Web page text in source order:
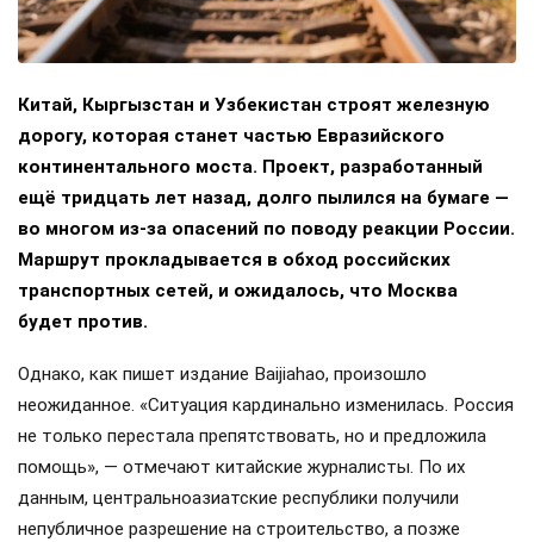
Китай, Кыргызстан и Узбекистан строят железную
дорогу, которая станет частью Евразийского
континентального моста. Проект, разработанный
ещё тридцать лет назад, долго пылился на бумаге —
во многом из-за опасений по поводу реакции России.
Маршрут прокладывается в обход российских
транспортных сетей, и ожидалось, что Москва
будет против.
Однако, как пишет издание Baijiahao, произошло
неожиданное. «Ситуация кардинально изменилась. Россия
не только перестала препятствовать, но и предложила
помощь», — отмечают китайские журналисты. По их
данным, центральноазиатские республики получили
непубличное разрешение на строительство, а позже